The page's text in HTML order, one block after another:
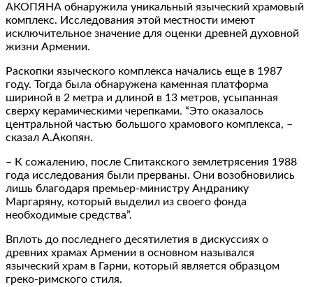
АКОПЯНА обнаружила уникальный языческий храмовый
комплекс. Исследования этой местности имеют
исключительное значение для оценки древней духовной
жизни Армении.
Раскопки языческого комплекса начались еще в 1987
году. Тогда была обнаружена каменная платформа
шириной в 2 метра и длиной в 13 метров, усыпанная
сверху керамическими черепками. “Это оказалось
центральной частью большого храмового комплекса, –
сказал А.Акопян.
– К сожалению, после Спитакского землетрясения 1988
года исследования были прерваны. Они возобновились
лишь благодаря премьер-министру Андранику
Маргаряну, который выделил из своего фонда
необходимые средства”.
Вплоть до последнего десятилетия в дискуссиях о
древних храмах Армении в основном назывался
языческий храм в Гарни, который является образцом
греко-римского стиля.